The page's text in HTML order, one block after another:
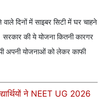
दिनों में साइबर सिटी में घर चाहने
सरकार की ये योजना कितनी कारगर
अपनी योजनाओं को लेकर काफी
ने NEET UG 2026